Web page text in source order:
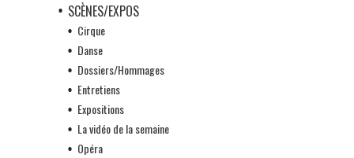
SCÈNES/EXPOS
Cirque
Danse
Dossiers/Hommages
Entretiens
Expositions
La vidéo de la semaine
Opéra